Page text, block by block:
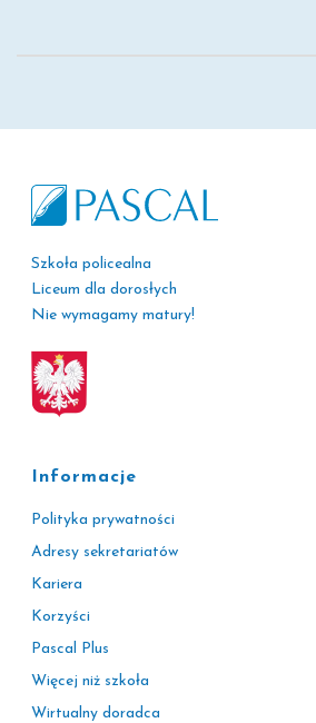
Szkoła policealna
Liceum dla dorosłych
Nie wymagamy matury!
Informacje
Polityka prywatności
Adresy sekretariatów
Kariera
Korzyści
Pascal Plus
Więcej niż szkoła
Wirtualny doradca